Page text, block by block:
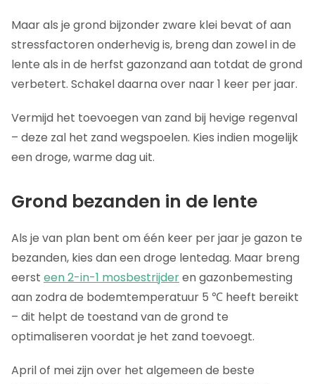
Maar als je grond bijzonder zware klei bevat of aan
stressfactoren onderhevig is, breng dan zowel in de
lente als in de herfst gazonzand aan totdat de grond
verbetert. Schakel daarna over naar 1 keer per jaar.
Vermijd het toevoegen van zand bij hevige regenval
– deze zal het zand wegspoelen. Kies indien mogelijk
een droge, warme dag uit.
Grond bezanden in de lente
Als je van plan bent om één keer per jaar je gazon te
bezanden, kies dan een droge lentedag. Maar breng
eerst een 2-in-1 mosbestrijderen gazonbemesting
aan zodra de bodemtemperatuur 5 ℃ heeft bereikt
– dit helpt de toestand van de grond te
optimaliseren voordat je het zand toevoegt.
April of mei zijn over het algemeen de beste